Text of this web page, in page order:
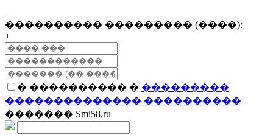
���������� ��������� (����):
+
� ���������� � ���������
�������������� ����������
������� Smi58.ru